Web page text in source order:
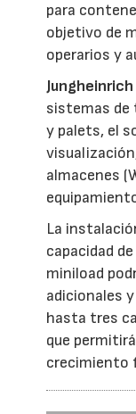
para
objetivo de
operarios y
Jungheinrich
sistemas de
y palets, el
almacenes
La
capacidad
miniload
adicionales
hasta tres
que
crecimiento